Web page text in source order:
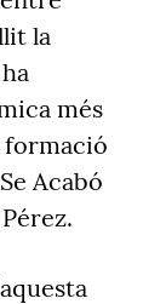
la
més
formació
Acabó